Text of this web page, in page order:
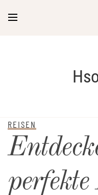
REISEN